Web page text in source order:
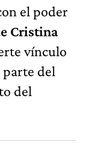
el poder
Cristina
vínculo
del
del